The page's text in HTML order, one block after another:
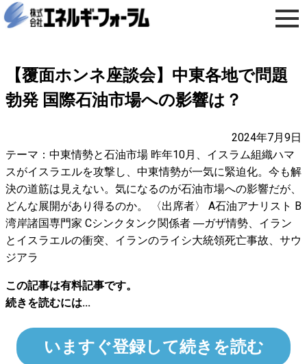
【覆面ホンネ座談会】中東各地で問題
勃発 国際石油市場への影響は？
2024年7月9日
テーマ：中東情勢と石油市場 昨年10月、イスラム組織ハマ
スがイスラエルを攻撃し、中東情勢が一気に緊迫化。今も解
決の道筋は見えない。気になるのが石油市場への影響だが、
どんな展開があり得るのか。 〈出席者〉 A石油アナリスト B
湾岸諸国専門家 Cシンクタンク関係者 ―ガザ情勢、イラン
とイスラエルの衝突、イランのライシ大統領死亡事故、サウ
ジアラ
この記事は有料記事です。
続きを読むには...
いますぐ登録して続きを読む